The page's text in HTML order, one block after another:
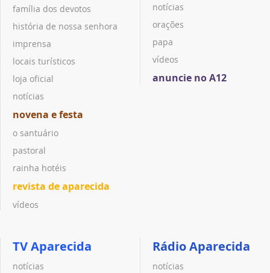
família dos devotos
história de nossa senhora
imprensa
locais turísticos
loja oficial
notícias
novena e festa
o santuário
pastoral
rainha hotéis
revista de aparecida
vídeos
notícias
orações
papa
vídeos
anuncie no A12
TV Aparecida
notícias
Rádio Aparecida
notícias